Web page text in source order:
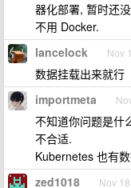
器化部署, 暂时还
不用 Docker.
lancelock Nov
数据挂载出来就行
importmeta
不知道你问题是什
不合适.
Kubernetes 也有
zed1018 Nov